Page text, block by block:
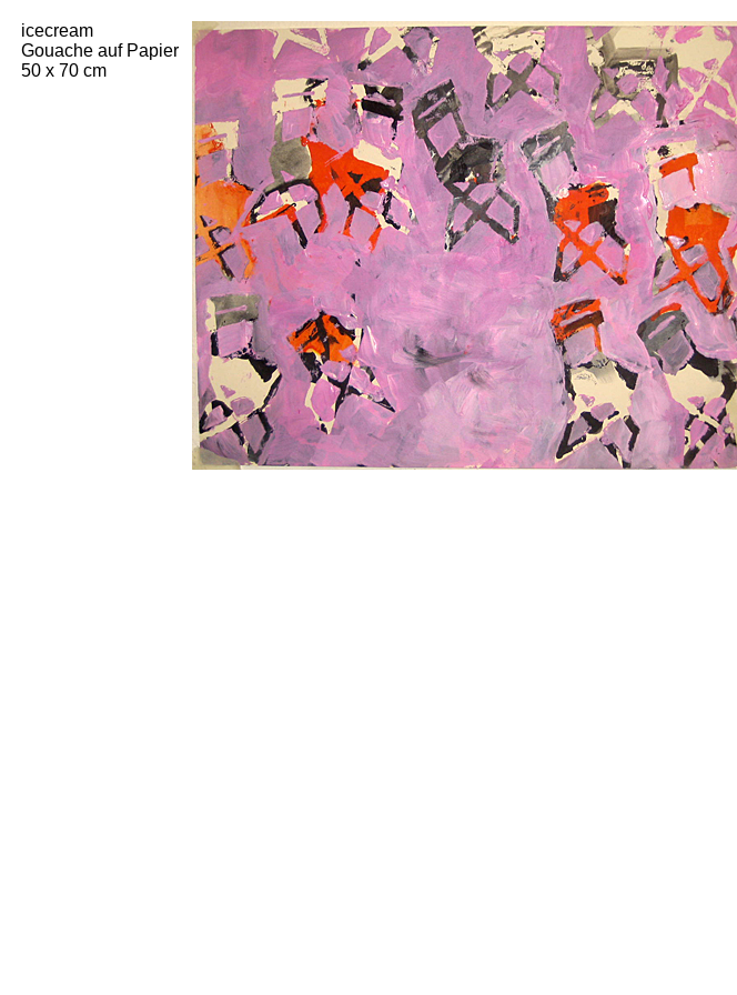
icecream
Gouache auf Papier
50 x 70 cm